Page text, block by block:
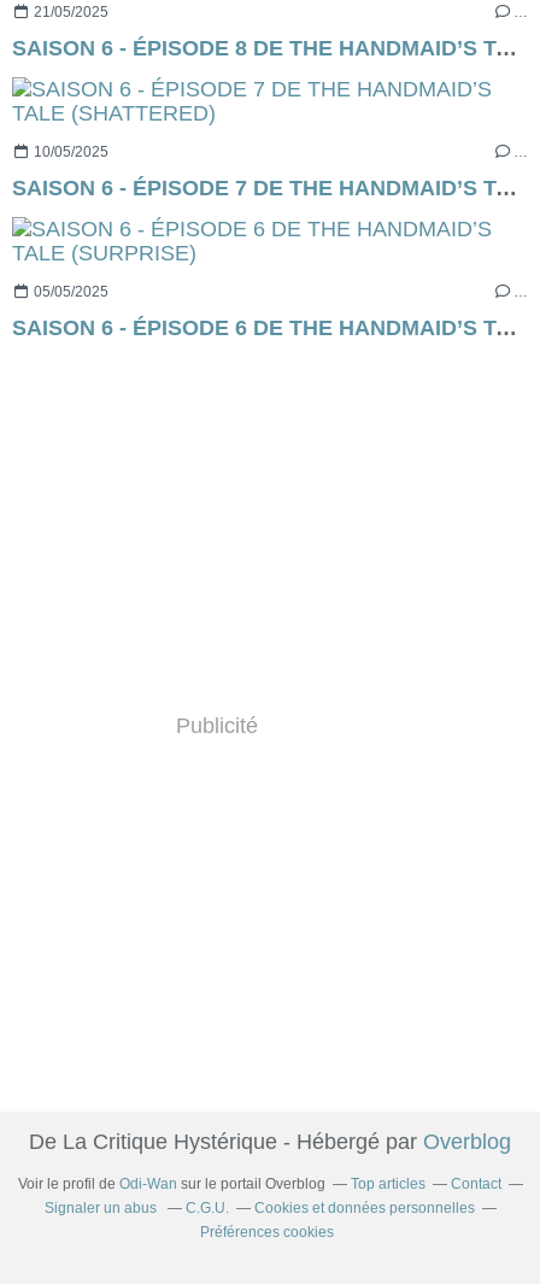
21/05/2025
SAISON 6 - ÉPISODE 8 DE THE HANDMAID’S TALE (EXODUS)
10/05/2025 …
SAISON 6 - ÉPISODE 7 DE THE HANDMAID’S TALE (SHATTERED)
05/05/2025 …
SAISON 6 - ÉPISODE 6 DE THE HANDMAID’S TALE (SURPRISE)
Publicité
De La Critique Hystérique - Hébergé par Overblog
Voir le profil de Odi-Wan sur le portail Overblog Top articles
Contact
Signaler un abus
C.G.U.
Cookies et données personnelles
Préférences cookies